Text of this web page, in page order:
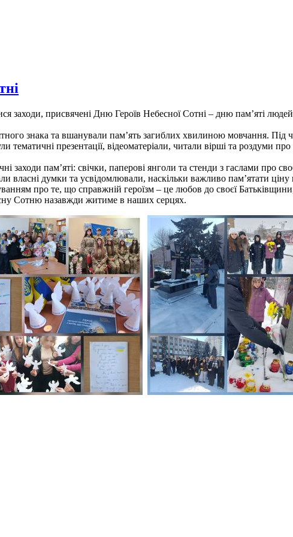
заходи, присвячені Дню Героїв Небесної Сотні – дню пам’яті
знака та вшанували пам’ять загиблих хвилиною мовчання. Під
тематичні презентації, відеоматеріали, читали вірші та роздуми
заходи пам’яті: свічки, паперові янголи та стенди з гаслами про
власні думки та усвідомлювали, наскільки важливо пам’ятати ціну
про те, що справжній героїзм – це любов до своєї Батьківщини,
Сотню назавжди житиме в наших серцях.